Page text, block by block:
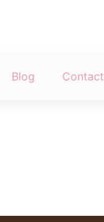
Blog Contact